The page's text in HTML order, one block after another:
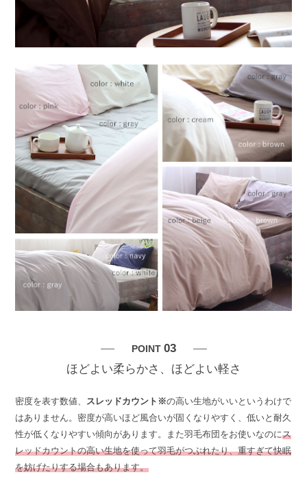
POINT 03
ほどよい柔らかさ、ほどよい軽さ
密度を表す数値、 スレッドカウント※の高い生地がいいというわけで
はありません。密度が高いほど風合いが固くなりやすく、低いと耐久
性が低くなりやすい傾向があります。また羽毛布団をお使いなのにス
レッドカウントの高い生地を使って羽毛がつぶれたり、重すぎて快眠
を妨げたりする場合もあります。